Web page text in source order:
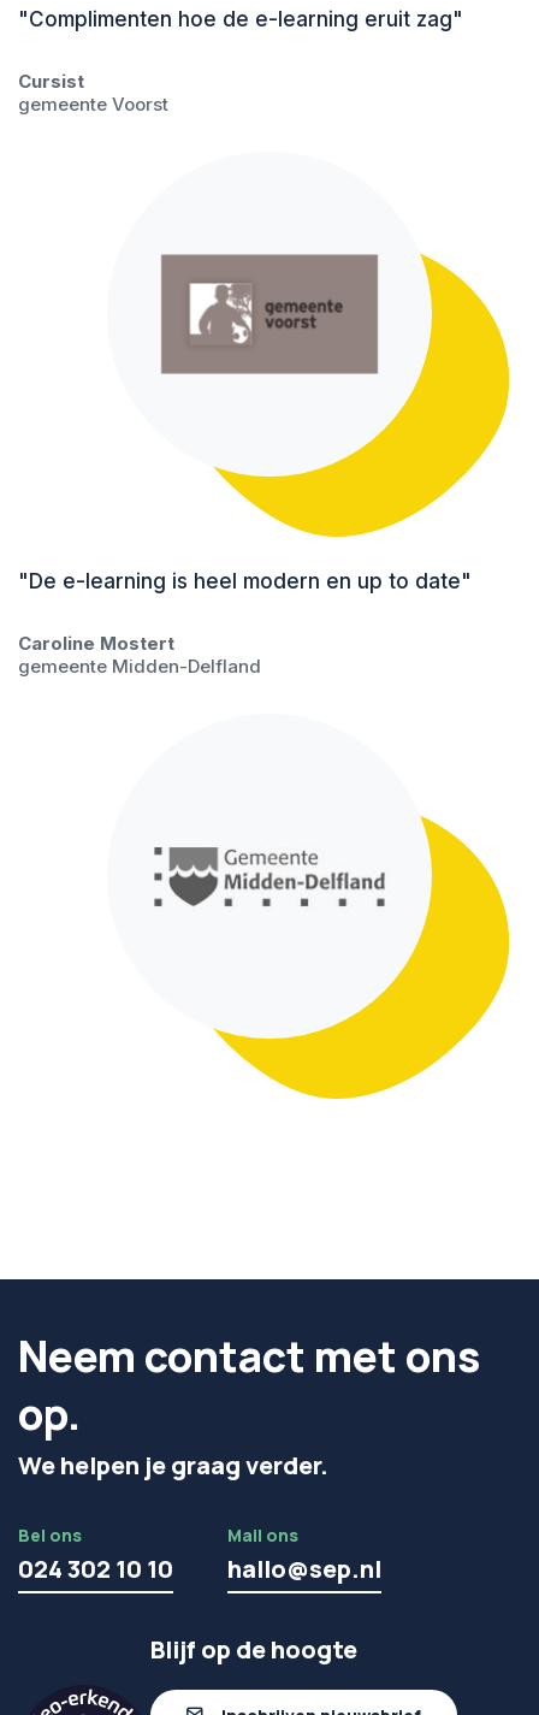
"Complimenten hoe de e-learning eruit zag"
Cursist
gemeente Voorst
"De e-learning is heel modern en up to date"
Caroline Mostert
gemeente Midden-Delfland
Neem contact met ons
op.
We helpen je graag verder.
Bel ons
024 302 10 10
Mail ons
hallo@sep.nl
Blijf op de hoogte